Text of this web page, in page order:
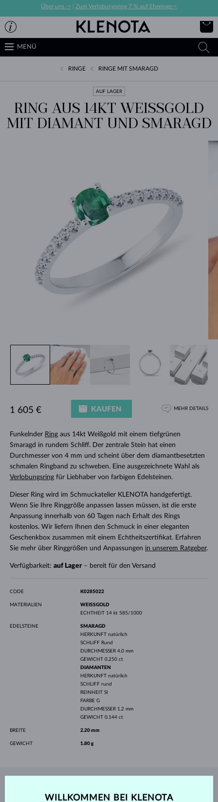
Über uns -> Zum Verlobungsring 7 % auf Eheringe->
MENÜ
RINGE RINGE MIT SMARAGD
AUF LAGER
RING AUS 14KT WEISSGOLD M
IT DIAMANT UND SMARAGD
Funkelnder Ringaus 14kt Weißgold mit einem tiefgrünen
Smaragd in rundem Schliff. Der zentrale Stein hat einen
Durchmesser von 4 mm und scheint über dem diamantbesetzten
schmalen Ringband zu schweben. Eine ausgezeichnete Wahl als
Verlobungsringfür Liebhaber von farbigen Edelsteinen.
Dieser Ring wird im Schmuckatelier KLENOTA handgefertigt.
Wenn Sie Ihre Ringgröße anpassen lassen müssen, ist die erste
Anpassung innerhalb von 60 Tagen nach Erhalt des Rings
kostenlos. Wir liefern Ihnen den Schmuck in einer eleganten
Geschenkbox zusammen mit einem Echtheitszertifikat. Erfahren
Sie mehr über Ringgrößen und Anpassungen in unserem Ratgeber.
Verfügbarkeit: auf Lager– bereit für den Versand
1 605 € KAUFEN MEHR DETAILS
CODE K0285022
MATERIALIEN
WEISSGOLD
ECHTHEIT 14 kt 585/1000
EDELSTEINE
SMARAGD
HERKUNFT natürlich
SCHLIFF Rund
DURCHMESSER 4.0 mm
GEWICHT 0.250 ct
DIAMANTEN
HERKUNFT natürlich
SCHLIFF rund
REINHEIT SI
FARBE G
DURCHMESSER 1.2 mm
GEWICHT 0.144 ct
BREITE 2.20 mm
GEWICHT 1.80 g
WILLKOMMEN BEI KLENOTA